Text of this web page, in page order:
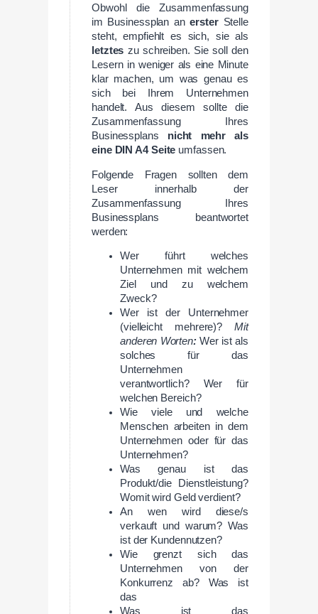
Obwohl die Zusammenfassung
im Businessplan anersterStelle
steht, empfiehlt es sich, sie als
letztes zu schreiben. Sie soll den
Lesern in weniger als eine Minute
klar machen, um was genau es
sich bei Ihrem Unternehmen
handelt. Aus diesem sollte die
Zusammenfassung Ihres
Businessplans nicht mehr als
eine DIN A4 Seite umfassen.
Folgende Fragen sollten dem
Leser innerhalb der
Zusammenfassung Ihres
Businessplans beantwortet
werden:
Wer führt welches
Unternehmen mit welchem
Ziel und zu welchem
Zweck?
Wer ist der Unternehmer
(vielleicht mehrere)?Mit
anderen Worten:Wer ist als
solches für das
Unternehmen
verantwortlich? Wer für
welchen Bereich?
Wie viele und welche
Menschen arbeiten in dem
Unternehmen oder für das
Unternehmen?
Was genau ist das
Produkt/die Dienstleistung?
Womit wird Geld verdient?
An wen wird diese/s
verkauft und warum? Was
ist der Kundennutzen?
Wie grenzt sich das
Unternehmen von der
Konkurrenz ab? Was ist
das
Was ist das